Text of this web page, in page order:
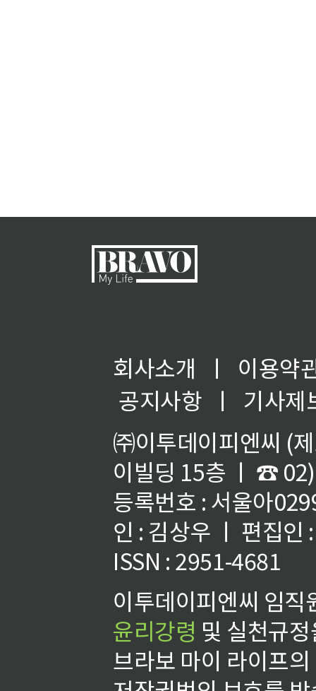
회사소개 ㅣ
이용약
공지사항
ㅣ
기사제
㈜이투데이피엔씨 (
이빌딩 15층 ㅣ ☎
등록번호 : 서울아
인 : 김상우 ㅣ 편집인
ISSN : 2951-4681
이투데이피엔씨 임
윤리강령 및 실천규
브라보 마이 라이프